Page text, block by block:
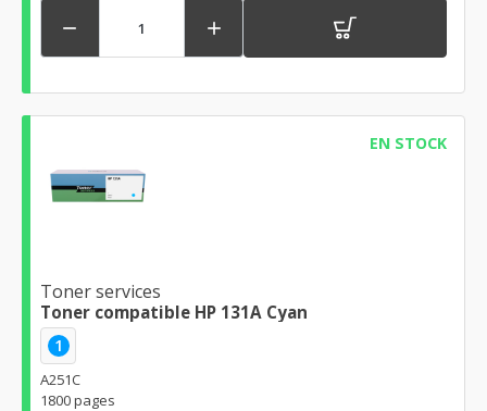
 
EN STOCK
Toner services
Toner compatible HP 131A Cyan
1
A251C
1800 pages